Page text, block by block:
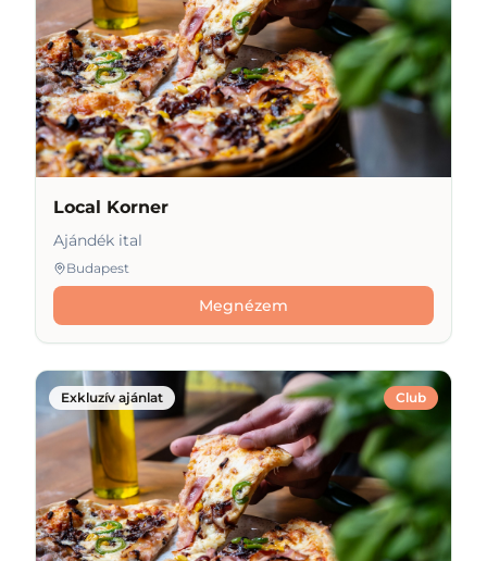
Local Korner
Ajándék ital
Budapest
Megnézem
Club
Exkluzív ajánlat